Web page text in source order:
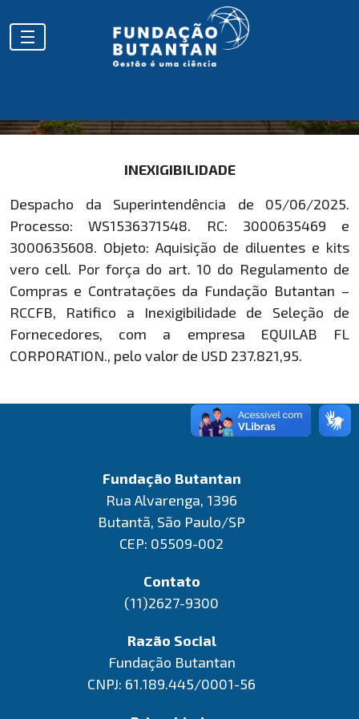
HOMOLOGAÇÕES
INEXIGIBILIDADE
Despacho da Superintendência de 05/06/2025.
Processo: WS1536371548. RC: 3000635469 e
3000635608. Objeto: Aquisição de diluentes e kits
vero cell. Por força do art. 10 do Regulamento de
Compras e Contratações da Fundação Butantan –
RCCFB, Ratifico a Inexigibilidade de Seleção de
Fornecedores, com a empresa EQUILAB FL
CORPORATION., pelo valor de USD 237.821,95.
Fundação Butantan
Rua Alvarenga, 1396
Butantã, São Paulo/SP
CEP: 05509-002
Contato
(11)2627-9300
Razão Social
Fundação Butantan
CNPJ: 61.189.445/0001-56